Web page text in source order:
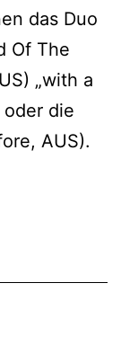
das Duo
Of The
„with a
die
AUS).